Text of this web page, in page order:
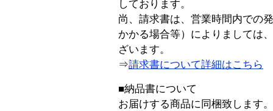
しております。
尚、請求書は、営業時間内での
かかる場合等）によりましては
ざいます。
⇒請求書について詳細はこちら
■納品書について
お届けする商品に同梱致します。